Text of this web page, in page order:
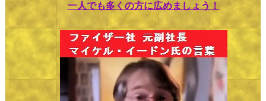
一人でも多くの方に広めましょう！